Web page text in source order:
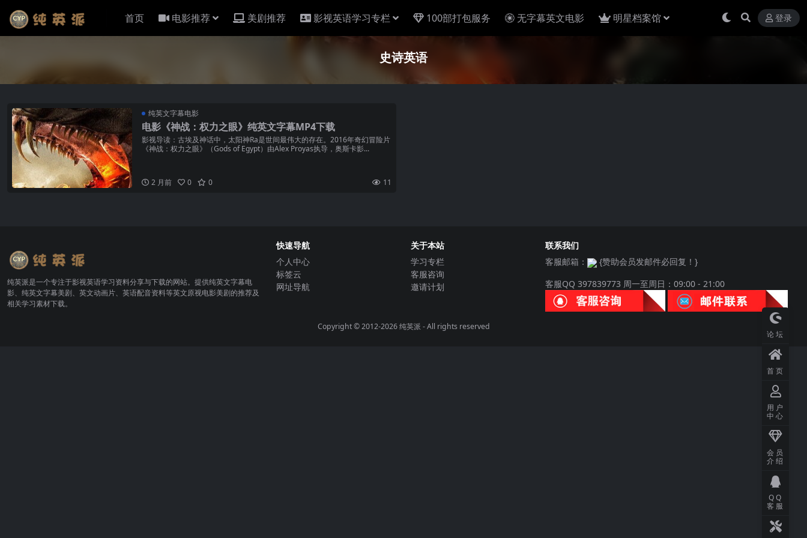
首页 电影推荐 美剧推荐 影视英语学习专栏 100部打包服务 无字幕英文电影 明星档案馆 登录
史诗英语
纯英文字幕电影
电影《神战：权力之眼》纯英文字幕MP4下载
影视导读：古埃及神话中，太阳神Ra是世间最伟大的存在。2016年奇幻冒险片
《神战：权力之眼》（Gods of Egypt）由Alex Proyas执导，奥斯卡影...
2 月前 0 0 11
纯英派是一个专注于影视英语学习资料分享与下载的网站。提供纯英文字幕电
影、纯英文字幕美剧、英文动画片、英语配音资料等英文原视电影美剧的推荐及
相关学习素材下载。
快速导航
个人中心
标签云
网址导航
关于本站
学习专栏
客服咨询
邀请计划
联系我们
客服邮箱：
{赞助会员发邮件必回复！}
客服QQ 397839773 周一至周日：09:00 - 21:00
Copyright © 2012-2026纯英派 - All rights reserved
论坛
首页
用户
中心
会员
介绍
QQ
客服